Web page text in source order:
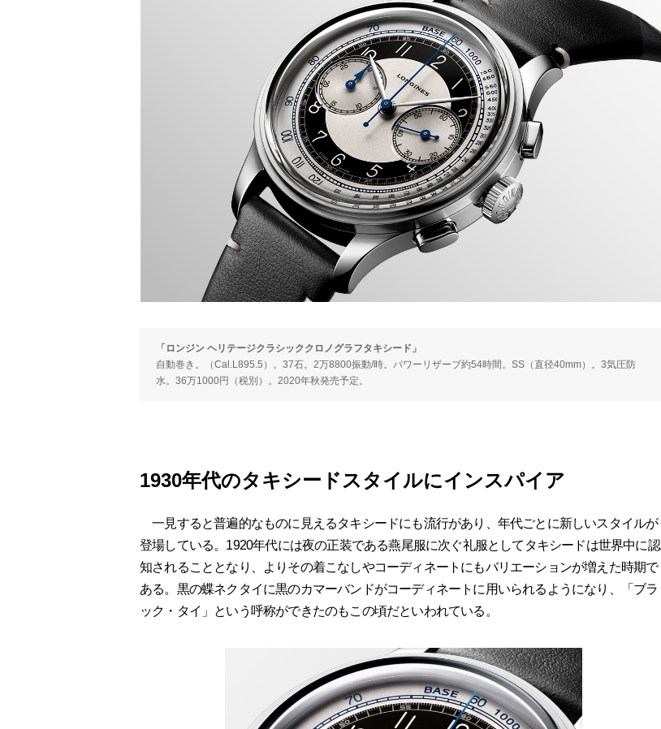
「ロンジン ヘリテージクラシッククロノグラフタキシード」
自動巻き。（Cal.L895.5）。37石。2万8800振動/時。パワーリザーブ約54時間。SS（直径40mm）。3気圧防
水。36万1000円（税別）。2020年秋発売予定。
1930年代のタキシードスタイルにインスパイア
一見すると普遍的なものに見えるタキシードにも流行があり、年代ごとに新しいスタイルが
登場している。1920年代には夜の正装である燕尾服に次ぐ礼服としてタキシードは世界中に認
知されることとなり、よりその着こなしやコーディネートにもバリエーションが増えた時期で
ある。黒の蝶ネクタイに黒のカマーバンドがコーディネートに用いられるようになり、「ブラ
ック・タイ」という呼称ができたのもこの頃だといわれている。